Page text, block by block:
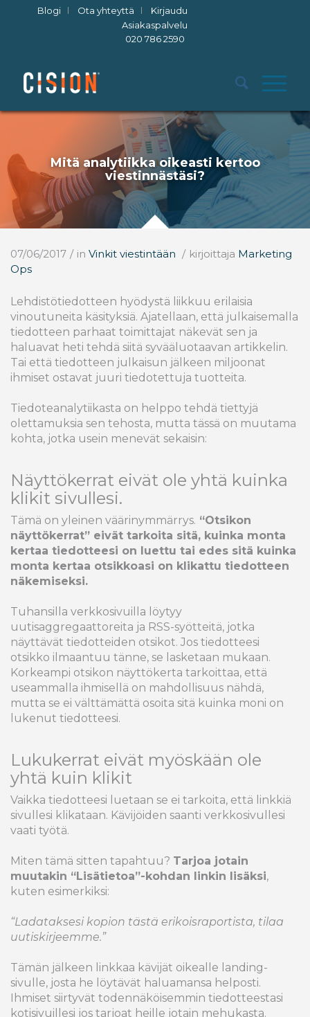
Blogi Ota yhteyttä
Kirjaudu
Asiakaspalvelu
020 786 2590
Mitä analytiikka oikeasti kertoo
viestinnästäsi?
07/06/2017 / in Vinkit viestintään / kirjoittaja Marketing
Ops
Lehdistötiedotteen hyödystä liikkuu erilaisia
vinoutuneita käsityksiä. Ajatellaan, että julkaisemalla
tiedotteen parhaat toimittajat näkevät sen ja
haluavat heti tehdä siitä syvääluotaavan artikkelin.
Tai että tiedotteen julkaisun jälkeen miljoonat
ihmiset ostavat juuri tiedotettuja tuotteita.
Tiedoteanalytiikasta on helppo tehdä tiettyjä
olettamuksia sen tehosta, mutta tässä on muutama
kohta, jotka usein menevät sekaisin:
Näyttökerrat eivät ole yhtä kuinka
klikit sivullesi.
Tämä on yleinen väärinymmärrys. “Otsikon
näyttökerrat” eivät tarkoita sitä, kuinka monta
kertaa tiedotteesi on luettu tai edes sitä kuinka
monta kertaa otsikkoasi on klikattu tiedotteen
näkemiseksi.
Tuhansilla verkkosivuilla löytyy
uutisaggregaattoreita ja RSS-syötteitä, jotka
näyttävät tiedotteiden otsikot. Jos tiedotteesi
otsikko ilmaantuu tänne, se lasketaan mukaan.
Korkeampi otsikon näyttökerta tarkoittaa, että
useammalla ihmisellä on mahdollisuus nähdä,
mutta se ei välttämättä osoita sitä kuinka moni on
lukenut tiedotteesi.
Lukukerrat eivät myöskään ole
yhtä kuin klikit
Vaikka tiedotteesi luetaan se ei tarkoita, että linkkiä
sivullesi klikataan. Kävijöiden saanti verkkosivullesi
vaati työtä.
Miten tämä sitten tapahtuu? Tarjoa jotain
muutakin “Lisätietoa”-kohdan linkin lisäksi,
kuten esimerkiksi:
“Ladataksesi kopion tästä erikoisraportista, tilaa
uutiskirjeemme.”
Tämän jälkeen linkkaa kävijät oikealle landing-
sivulle, josta he löytävät haluamansa helposti.
Ihmiset siirtyvät todennäköisemmin tiedotteestasi
kotisivuillesi jos tarjoat heille jotain mehukasta.